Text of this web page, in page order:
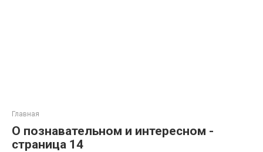
Главная
О познавательном и интересном -
страница 14